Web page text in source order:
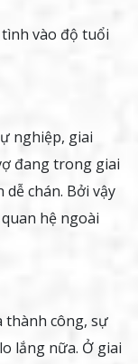
vào độ tuổi
nghiệp, giai
đang trong giai
chán. Bởi vậy
hệ ngoài
thành công, sự
lắng nữa. Ở giai